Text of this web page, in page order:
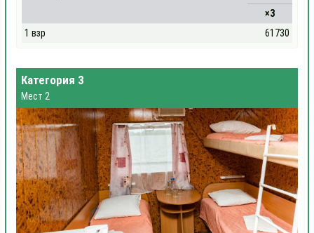
×3
1 взр
61730
Категория 3
Мест 2